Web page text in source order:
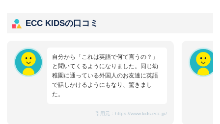
ECC KIDSの口コミ
自分から「これは英語で何て言うの？」
と聞いてくるようになりました。同じ幼
稚園に通っている外国人のお友達に英語
で話しかけるようにもなり、驚きまし
た。
引用元： https://www.kids.ecc.jp/